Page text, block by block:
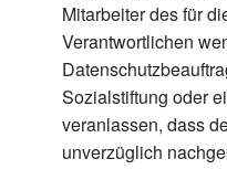
Mitarbeiter des für
Verantwortlichen
Sozialstiftung oder
veranlassen, dass
unverzüglich